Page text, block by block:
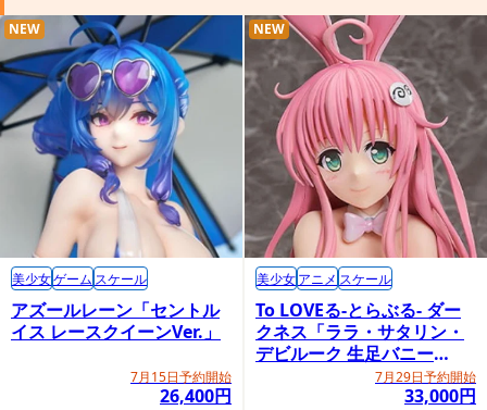
アズールレーン「セントル
イス レースクイーンVer.」
7月15日予約開始
26,400円
NEW
美少女ゲーム スケール
To LOVEる-とらぶる- ダー
クネス「ララ・サタリン・
デビルーク 生足バニー
7月29日予約開始
33,000円
NEW
美少女アニメ スケール